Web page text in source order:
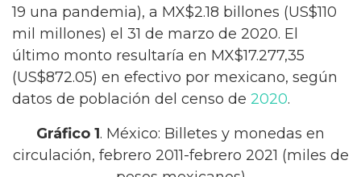
19 una pandemia), a MX$2.18 billones (US$110
mil millones) el 31 de marzo de 2020. El
último monto resultaría en MX$17.277,35
(US$872.05) en efectivo por mexicano, según
datos de población del censo de 2020.
Gráfico 1. México: Billetes y monedas en
circulación, febrero 2011-febrero 2021 (miles de